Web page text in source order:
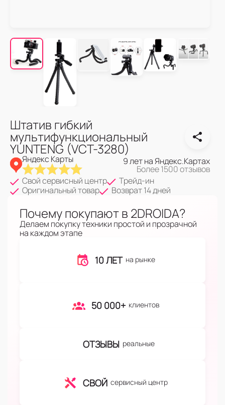
Штатив гибкий
мультифункциональный
YUNTENG (VCT-3280)
Яндекс Карты 9 лет на Яндекс.Картах
Более 1500 отзывов
Свой сервисный центр
Трейд-ин
Оригинальный товар
Возврат 14 дней
Почему покупают в 2DROIDA?
Делаем покупку техники простой и прозрачной
на каждом этапе
10 ЛЕТ на рынке
50 000+ клиентов
ОТЗЫВЫ реальные
СВОЙ сервисный центр